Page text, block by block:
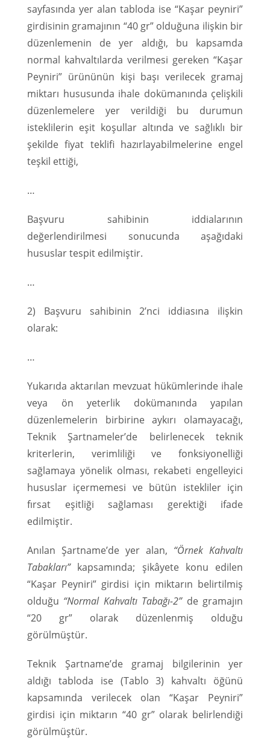
sayfasında yer alan tabloda ise “Kaşar peyniri”
girdisinin gramajının “40 gr” olduğuna ilişkin bir
düzenlemenin de yer aldığı, bu kapsamda
normal kahvaltılarda verilmesi gereken “Kaşar
Peyniri” ürününün kişi başı verilecek gramaj
miktarı hususunda ihale dokümanında çelişkili
düzenlemelere yer verildiği bu durumun
isteklilerin eşit koşullar altında ve sağlıklı bir
şekilde fiyat teklifi hazırlayabilmelerine engel
teşkil ettiği,
…
Başvuru sahibinin iddialarının
değerlendirilmesi sonucunda aşağıdaki
hususlar tespit edilmiştir.
…
2) Başvuru sahibinin 2’nci iddiasına ilişkin
olarak:
…
Yukarıda aktarılan mevzuat hükümlerinde ihale
veya ön yeterlik dokümanında yapılan
düzenlemelerin birbirine aykırı olamayacağı,
Teknik Şartnameler’de belirlenecek teknik
kriterlerin, verimliliği ve fonksiyonelliği
sağlamaya yönelik olması, rekabeti engelleyici
hususlar içermemesi ve bütün istekliler için
fırsat eşitliği sağlaması gerektiği ifade
edilmiştir.
Anılan Şartname’de yer alan, “Örnek Kahvaltı
Tabakları” kapsamında; şikâyete konu edilen
“Kaşar Peyniri” girdisi için miktarın belirtilmiş
olduğu “Normal Kahvaltı Tabağı-2”de gramajın
“20 gr” olarak düzenlenmiş olduğu
görülmüştür.
Teknik Şartname’de gramaj bilgilerinin yer
aldığı tabloda ise (Tablo 3) kahvaltı öğünü
kapsamında verilecek olan “Kaşar Peyniri”
girdisi için miktarın “40 gr” olarak belirlendiği
görülmüştür.